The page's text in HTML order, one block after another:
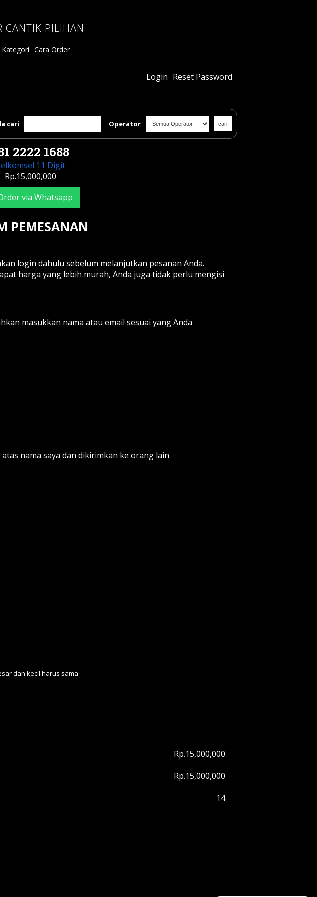
CANTIK PILIHAN
Kategori Cara Order
Login Reset Password
cari Operator
2222 1688
11 Digit
Rp.15,000,000
via Whatsapp
PEMESANAN
login dahulu sebelum melanjutkan pesanan Anda.
harga yang lebih murah, Anda juga tidak perlu mengisi
masukkan nama atau email sesuai yang Anda
nama saya dan dikirimkan ke orang lain
dan kecil harus sama
Rp.15,000,000
Rp.15,000,000
14